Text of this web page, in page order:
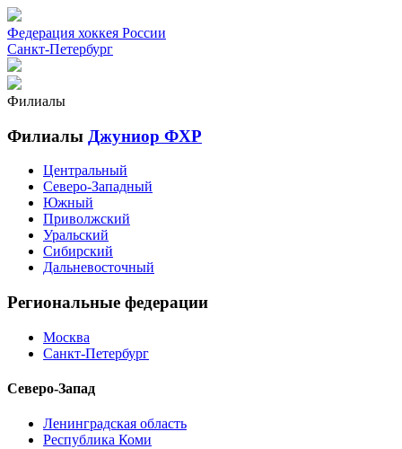
Федерация хоккея России
Санкт-Петербург
Филиалы
Филиалы Джуниор ФХР
Центральный
Северо-Западный
Южный
Приволжский
Уральский
Сибирский
Дальневосточный
Региональные федерации
Москва
Санкт-Петербург
Северо-Запад
Ленинградская область
Республика Коми